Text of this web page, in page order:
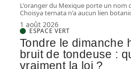
L'oranger du Mexique porte un nom
Choisya ternata n'a aucun lien
1 août 2026
ESPACE VERT
Tondre le dimanche
bruit de tondeuse :
vraiment la loi ?